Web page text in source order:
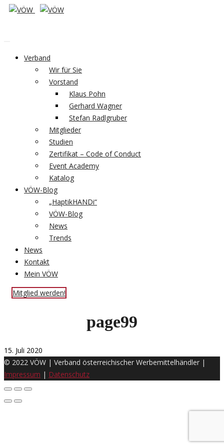
Verband
Wir für Sie
Vorstand
Klaus Pohn
Gerhard Wagner
Stefan Radlgruber
Mitglieder
Studien
Zertifikat – Code of Conduct
Event Academy
Katalog
VÖW-Blog
„HaptikHANDi“
VÖW-Blog
News
Trends
News
Kontakt
Mein VÖW
Mitglied werden!
page99
15. Juli 2020
© 2022 VÖW | Verband österreichischer Werbemittelhändler |
Impressum | Datenschutz